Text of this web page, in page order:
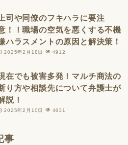
上司や同僚のフキハラに要注
！！職場の空気を悪くする不機
ハラスメントの原因と解決策！
2025年2月18日 4912
在でも被害多発！マルチ商法の
り方や相談先について弁護士が
説！
2025年2月10日 4631
事